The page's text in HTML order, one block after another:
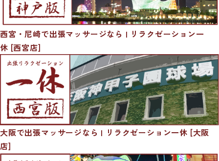
西宮・尼崎で出張マッサージなら | リラクゼーション一
休 [西宮店]
大阪で出張マッサージなら | リラクゼーション一休 [大阪
店]